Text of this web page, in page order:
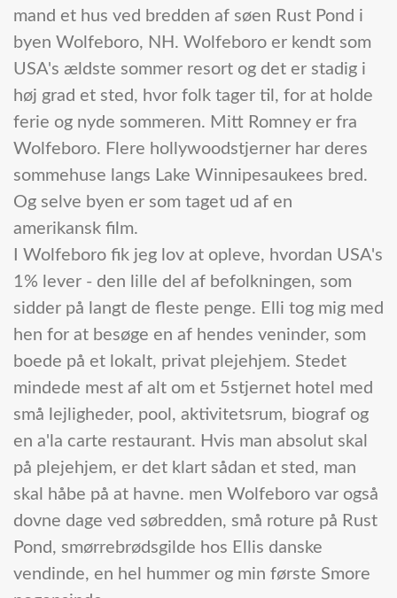
mand et hus ved bredden af søen Rust Pond i
byen Wolfeboro, NH. Wolfeboro er kendt som
USA's ældste sommer resort og det er stadig i
høj grad et sted, hvor folk tager til, for at holde
ferie og nyde sommeren. Mitt Romney er fra
Wolfeboro. Flere hollywoodstjerner har deres
sommehuse langs Lake Winnipesaukees bred.
Og selve byen er som taget ud af en
amerikansk film.
I Wolfeboro fik jeg lov at opleve, hvordan USA's
1% lever - den lille del af befolkningen, som
sidder på langt de fleste penge. Elli tog mig med
hen for at besøge en af hendes veninder, som
boede på et lokalt, privat plejehjem. Stedet
mindede mest af alt om et 5stjernet hotel med
små lejligheder, pool, aktivitetsrum, biograf og
en a'la carte restaurant. Hvis man absolut skal
på plejehjem, er det klart sådan et sted, man
skal håbe på at havne. men Wolfeboro var også
dovne dage ved søbredden, små roture på Rust
Pond, smørrebrødsgilde hos Ellis danske
vendinde, en hel hummer og min første Smore